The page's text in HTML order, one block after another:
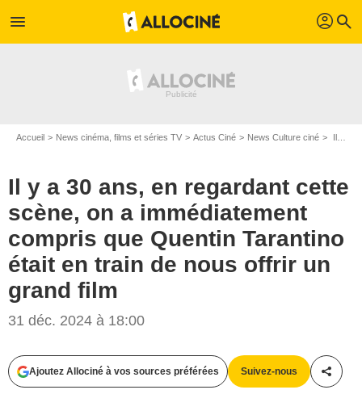
menu profil search
Accueil News cinéma, films et séries TV Actus Ciné News Culture ciné Il y a 30 ans, en regardant cette scène, on a immédiatement compris que Quentin Tarantino était en train de nous offrir un grand film
Il y a 30 ans, en regardant cette
scène, on a immédiatement
compris que Quentin Tarantino
était en train de nous offrir un
grand film
31 déc. 2024 à 18:00
Ajoutez Allociné à vos sources préférées Suivez-nous